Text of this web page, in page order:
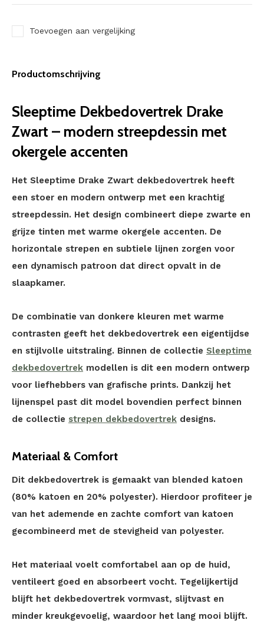
Toevoegen aan vergelijking
Productomschrijving
Sleeptime Dekbedovertrek Drake
Zwart – modern streepdessin met
okergele accenten
Het Sleeptime Drake Zwart dekbedovertrek heeft
een stoer en modern ontwerp met een krachtig
streepdessin. Het design combineert diepe zwarte en
grijze tinten met warme okergele accenten. De
horizontale strepen en subtiele lijnen zorgen voor
een dynamisch patroon dat direct opvalt in de
slaapkamer.
De combinatie van donkere kleuren met warme
contrasten geeft het dekbedovertrek een eigentijdse
en stijlvolle uitstraling. Binnen de collectie Sleeptime
dekbedovertrek modellen is dit een modern ontwerp
voor liefhebbers van grafische prints. Dankzij het
lijnenspel past dit model bovendien perfect binnen
de collectie strepen dekbedovertrek designs.
Materiaal & Comfort
Dit dekbedovertrek is gemaakt van blended katoen
(80% katoen en 20% polyester). Hierdoor profiteer je
van het ademende en zachte comfort van katoen
gecombineerd met de stevigheid van polyester.
Het materiaal voelt comfortabel aan op de huid,
ventileert goed en absorbeert vocht. Tegelijkertijd
blijft het dekbedovertrek vormvast, slijtvast en
minder kreukgevoelig, waardoor het lang mooi blijft.